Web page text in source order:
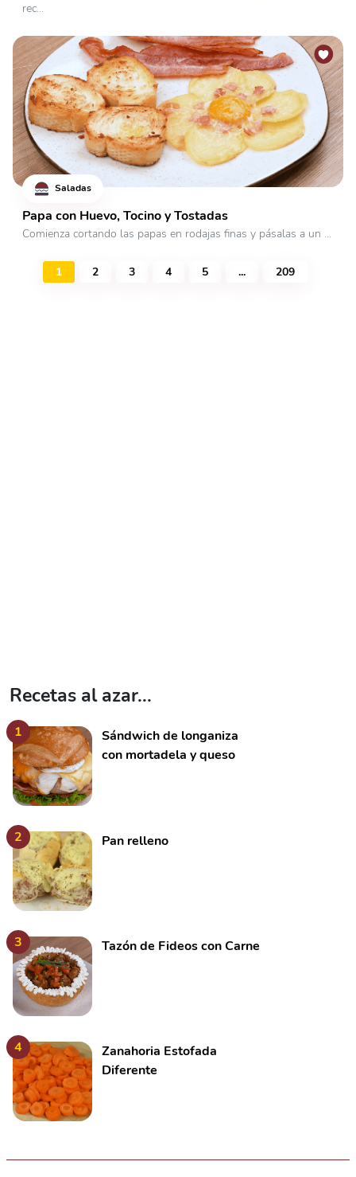
rec...
Saladas
Papa con Huevo, Tocino y Tostadas
Comienza cortando las papas en rodajas finas y pásalas a un ...
1 2 3 4 5 ... 209
Recetas al azar...
1
Sándwich de longaniza
con mortadela y queso
2 Pan relleno
3 Tazón de Fideos con Carne
4
Zanahoria Estofada
Diferente